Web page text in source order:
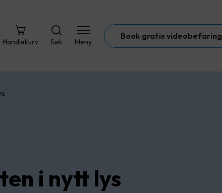
Handlekurv Søk Meny
Book gratis videobefaring
i nytt lys